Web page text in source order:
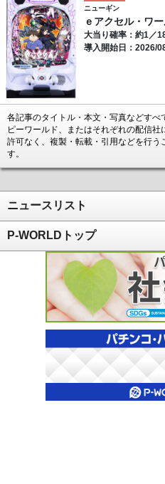
ニューギン
ｅアクセル・ワ
大当り確率：約1／
導入開始日：2026/
各記事のタイトル・本文・写真などす
ピーワールド、またはそれぞれの配信
許可なく、複製・転載・引用などを行う
す。
ニュースリスト
P-WORLDトップ